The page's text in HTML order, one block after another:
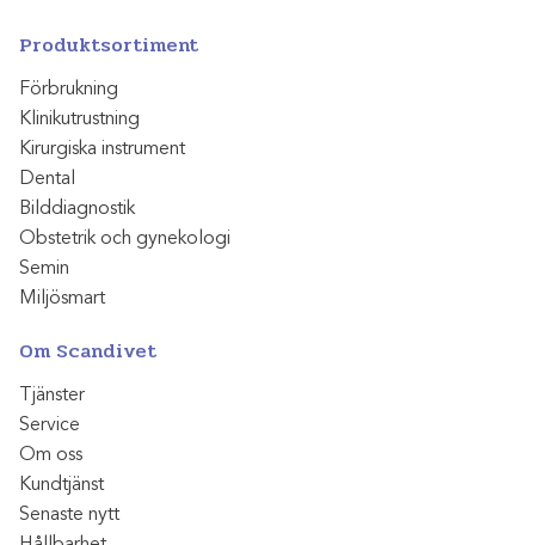
Produktsortiment
Förbrukning
Klinikutrustning
Kirurgiska instrument
Dental
Bilddiagnostik
Obstetrik och gynekologi
Semin
Miljösmart
Om Scandivet
Tjänster
Service
Om oss
Kundtjänst
Senaste nytt